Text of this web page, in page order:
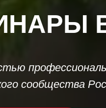
сообщества